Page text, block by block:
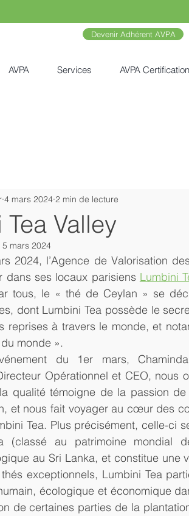
Devenir Adhérent AVPA
AVPA Services AVPA Certification
Valley
4 mars 2024 2 min de lecture
5 mars 2024
2024, l’Agence de Valorisation
dans ses locaux parisiens Lumbini
tous, le « thé de Ceylan » se
dont Lumbini Tea possède le
reprises à travers le monde, et
monde ».
du 1er mars,
Opérationnel et CEO, nous
qualité témoigne de la passion
et nous fait voyager au cœur des
Tea. Plus précisément, celle-ci
(classé au patrimoine mondial
au Sri Lanka, et constitue
exceptionnels, Lumbini Tea
écologique et économique
de certaines parties de la